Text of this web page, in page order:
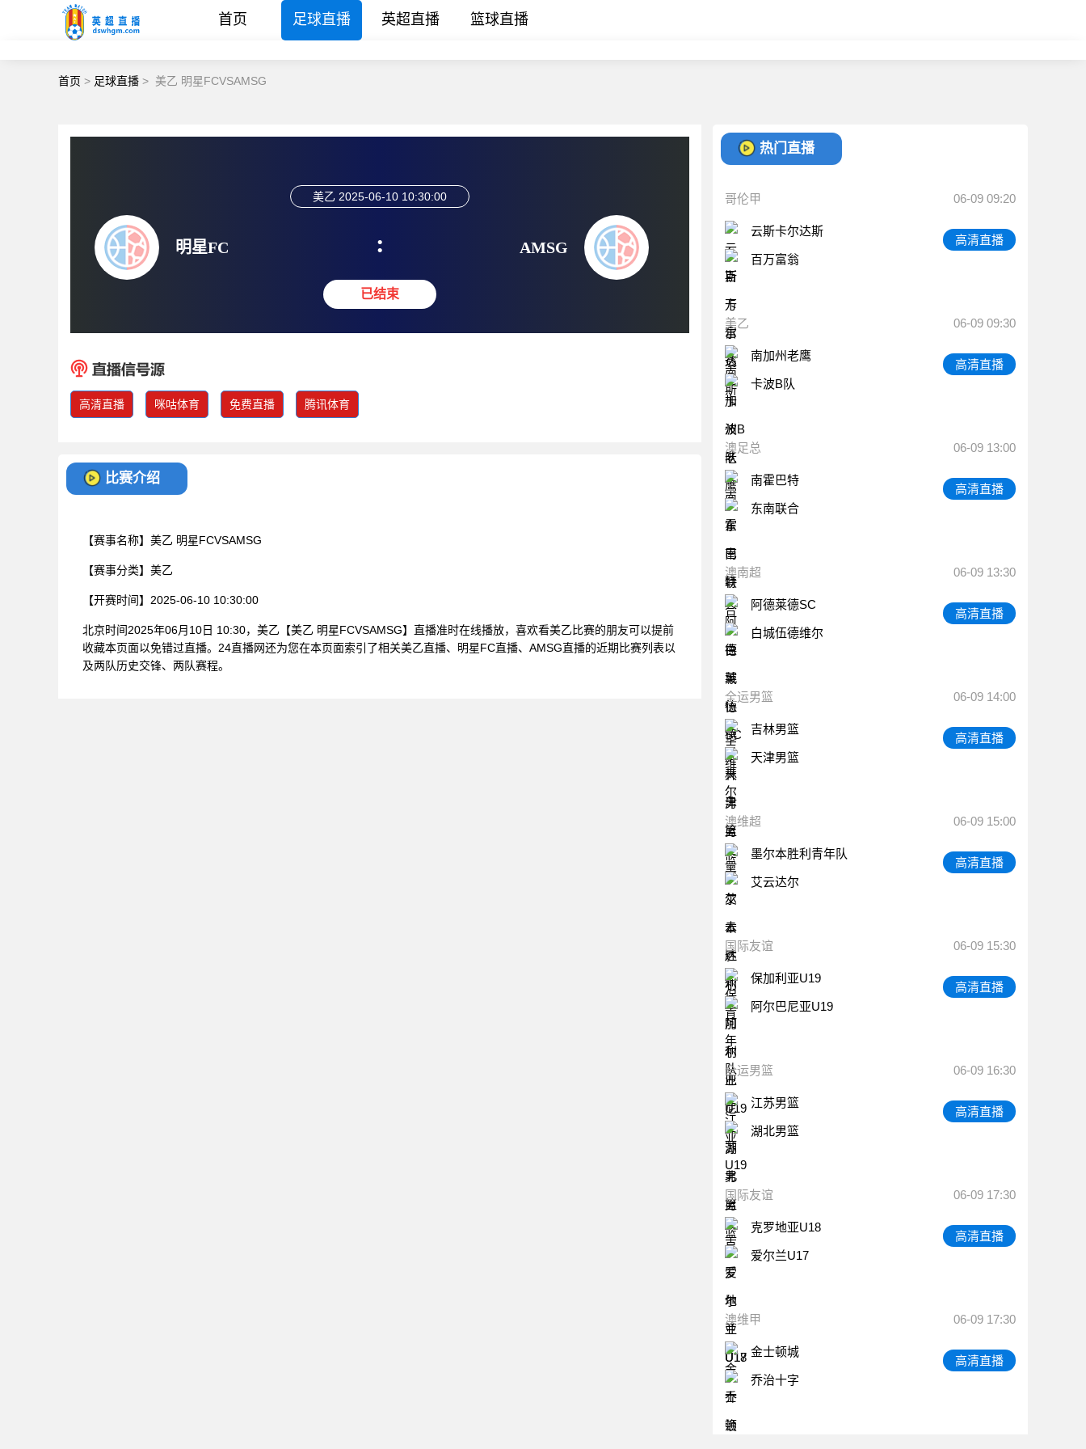
首页 足球直播 英超直播 篮球直播
首页 > 足球直播 > 美乙 明星FCVSAMSG
明星FC
美乙 2025-06-10 10:30:00
:
已结束
AMSG
高清直播 咪咕体育 免费直播 腾讯体育
比赛介绍
【赛事名称】 美乙 明星FCVSAMSG
【赛事分类】 美乙
【开赛时间】 2025-06-10 10:30:00
北京时间2025年06月10日 10:30，美乙【美乙 明星FCVSAMSG】直播准时在线播放，喜欢看美乙比赛的朋友可以提前
收藏本页面以免错过直播。24直播网还为您在本页面索引了相关美乙直播、明星FC直播、AMSG直播的近期比赛列表以
及两队历史交锋、两队赛程。
热门直播
哥伦甲 06-09 09:20
云斯卡尔达斯
百万富翁
高清直播
美乙 06-09 09:30
南加州老鹰
卡波B队
高清直播
澳足总 06-09 13:00
南霍巴特
东南联合
高清直播
澳南超 06-09 13:30
阿德莱德SC
白城伍德维尔
高清直播
全运男篮 06-09 14:00
吉林男篮
天津男篮
高清直播
澳维超 06-09 15:00
墨尔本胜利青年队
艾云达尔
高清直播
国际友谊 06-09 15:30
保加利亚U19
阿尔巴尼亚U19
高清直播
全运男篮 06-09 16:30
江苏男篮
湖北男篮
高清直播
国际友谊 06-09 17:30
克罗地亚U18
爱尔兰U17
高清直播
澳维甲 06-09 17:30
金士顿城
乔治十字
高清直播